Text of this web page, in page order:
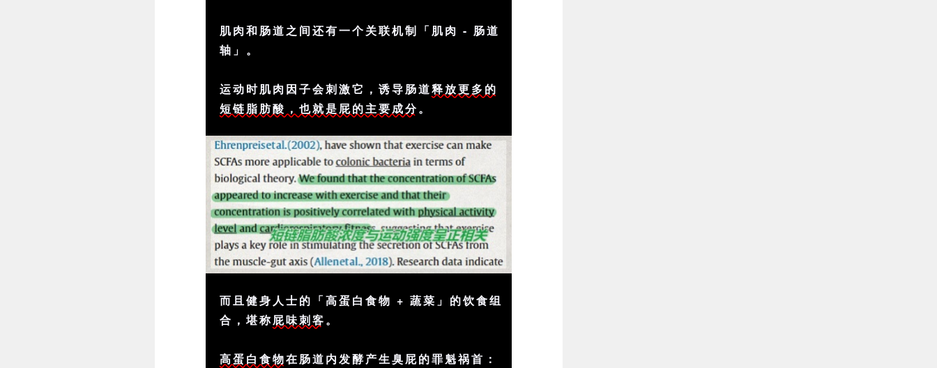
肌肉和肠道之间还有一个关联机制「肌肉 - 肠道
轴」。
运动时肌肉因子会刺激它，诱导肠道释放更多的
短链脂肪酸，也就是屁的主要成分。
而且健身人士的「高蛋白食物 + 蔬菜」的饮食组
合，堪称屁味刺客。
高蛋白食物在肠道内发酵产生臭屁的罪魁祸首：